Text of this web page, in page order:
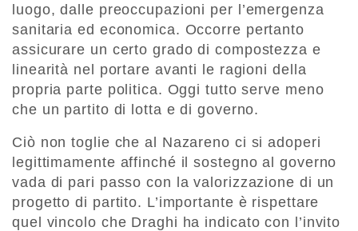
luogo, dalle preoccupazioni per l’emergenza
sanitaria ed economica. Occorre pertanto
assicurare un certo grado di compostezza e
linearità nel portare avanti le ragioni della
propria parte politica. Oggi tutto serve meno
che un partito di lotta e di governo.
Ciò non toglie che al Nazareno ci si adoperi
legittimamente affinché il sostegno al governo
vada di pari passo con la valorizzazione di un
progetto di partito. L’importante è rispettare
quel vincolo che Draghi ha indicato con l’invito